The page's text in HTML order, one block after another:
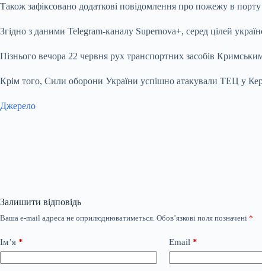
Також зафіксовано додаткові повідомлення про пожежу в порту
Згідно з даними Telegram-каналу Supernova+, серед цілей
Пізнього вечора 22 червня рух транспортних засобів
Крім того, Сили оборони України успішно атакували ТЕЦ у
Джерело
Залишити відповідь
Ваша e-mail адреса не оприлюднюватиметься. Обов’язкові поля позначені *
Ім’я * Email *